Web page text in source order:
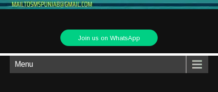
Join us on WhatsApp
Menu